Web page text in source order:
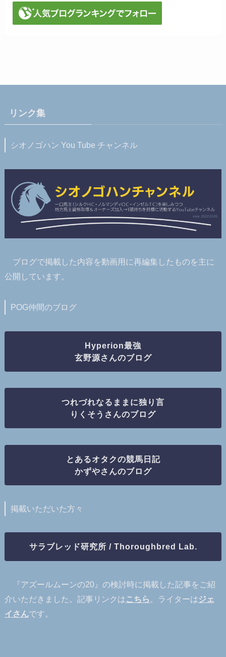
リンク集
シオノゴハン You Tube チャンネル
ブログで掲載した内容を動画用に再編集したものを主に
公開しています。
POG仲間のブログ
Hyperion最強
玄野源さんのブログ
つれづれなるままに独り言
りくそうさんのブログ
とあるオタクの競馬日記
かずやさんのブログ
掲載いただいた方々
サラブレッド研究所 / Thoroughbred Lab.
『アズールムーンの20』の検討時に掲載した記事をご紹
介いただきました。記事リンクはこちら 。ライターはジェ
イさんです。